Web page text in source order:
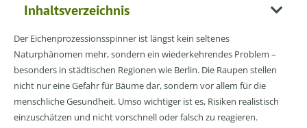
Inhaltsverzeichnis
Der Eichenprozessionsspinner ist längst kein seltenes
Naturphänomen mehr, sondern ein wiederkehrendes Problem –
besonders in städtischen Regionen wie Berlin. Die Raupen stellen
nicht nur eine Gefahr für Bäume dar, sondern vor allem für die
menschliche Gesundheit. Umso wichtiger ist es, Risiken realistisch
einzuschätzen und nicht vorschnell oder falsch zu reagieren.